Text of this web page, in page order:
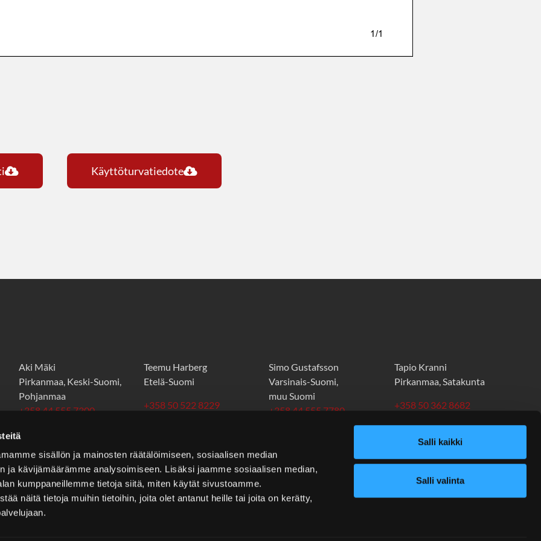
sisällön ja mainosten räätälöimiseen, sosiaalisen median
ja kävijämäärämme analysoimiseen. Lisäksi jaamme sosiaalisen median,
kumppaneillemme tietoja siitä, miten käytät sivustoamme.
näitä tietoja muihin tietoihin, joita olet antanut heille tai joita on kerätty,
Salli kaikki
Salli valinta
Käyttöturvatiedote
Aki Mäki
Pirkanmaa, Keski-Suomi,
Pohjanmaa
+358 44 555 7300
Teemu Harberg
Etelä-Suomi
+358 50 522 8229
Simo Gustafsson
Varsinais-Suomi,
muu Suomi
+358 44 555 7780
simo.gustafsson@stt.as
Tapio Kranni
Pirkanmaa, Satakunta
+358 50 362 8682